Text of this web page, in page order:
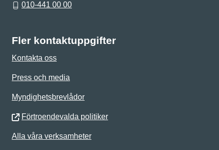
010-441 00 00
Fler kontaktuppgifter
Kontakta oss
Press och media
Myndighetsbrevlådor
Förtroendevalda politiker
Alla våra verksamheter